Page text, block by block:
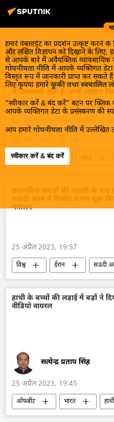
हमारे वेबसाईट का प्रदर्शन उत्कृष्ट करने
और लक्षित विज्ञापन को दिखाने के लिए,
से आपके बारे में अवैयक्तिक व्यावसायिक
गोपनीयता नीति में आपके व्यक्तिगत
विस्तृत रूप में जानकारी प्राप्त कर सकते
लिए कृपया हमारे कूकी तथा स्वचालित
“स्वीकार करें & बंद करें” बटन पर
आपके व्यक्तिगत डेटा के प्रसंस्करण की
आप हमारे गोपनीयता नीति में उल्लेखित
स्वीकार करें & बंद करें
खबरें -
भारतीय कंपनियां रूस से तेल की
में दिलचस्पी लेती हैं: रूसी व्यापार
भारत-रूस संबंध भारत
मंत्रालय
25 अप्रैल 2023, 19:57
विश्व ईरान सऊदी
द्विपक्षीय व्यापार
आयात
हाथी के बच्चों की लड़ाई में बड़ों ने
वीडियो वायरल
सत्येन्द्र प्रताप सिंह
25 अप्रैल 2023, 19:45
ऑफबीट भारत हाथी
जानवर
जानवर संरक्षण